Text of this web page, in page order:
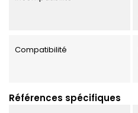
Compatibilité
Références spécifiques